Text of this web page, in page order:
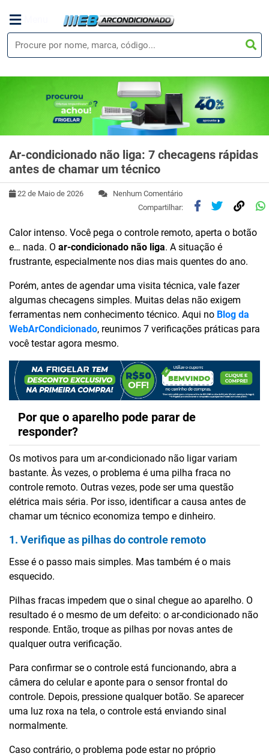
Ar-condicionado não liga: 7 checagens rápidas
antes de chamar um técnico
22 de Maio de 2026
Nenhum Comentário
Compartilhar:
Calor intenso. Você pega o controle remoto, aperta o botão
e… nada. O ar-condicionado não liga. A situação é
frustrante, especialmente nos dias mais quentes do ano.
Porém, antes de agendar uma visita técnica, vale fazer
algumas checagens simples. Muitas delas não exigem
ferramentas nem conhecimento técnico. Aqui no Blog da
WebArCondicionado, reunimos 7 verificações práticas para
você testar agora mesmo.
Por que o aparelho pode parar de
responder?
Os motivos para um ar-condicionado não ligar variam
bastante. Às vezes, o problema é uma pilha fraca no
controle remoto. Outras vezes, pode ser uma questão
elétrica mais séria. Por isso, identificar a causa antes de
chamar um técnico economiza tempo e dinheiro.
1. Verifique as pilhas do controle remoto
Esse é o passo mais simples. Mas também é o mais
esquecido.
Pilhas fracas impedem que o sinal chegue ao aparelho. O
resultado é o mesmo de um defeito: o ar-condicionado não
responde. Então, troque as pilhas por novas antes de
qualquer outra verificação.
Para confirmar se o controle está funcionando, abra a
câmera do celular e aponte para o sensor frontal do
controle. Depois, pressione qualquer botão. Se aparecer
uma luz roxa na tela, o controle está enviando sinal
normalmente.
Caso contrário, o problema pode estar no próprio